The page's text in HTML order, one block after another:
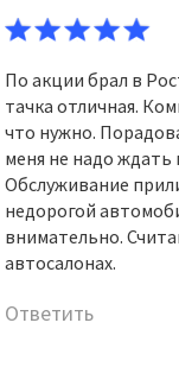
По акции брал в
тачка отличная.
что нужно.
меня не надо ждать
Обслуживание
недорогой
внимательно.
автосалонах.
Ответить